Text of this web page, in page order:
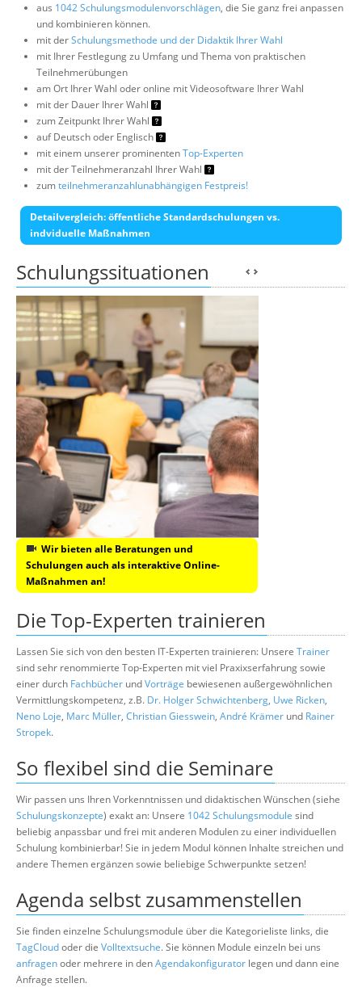
aus 1042 Schulungsmodulenvorschlägen, die Sie ganz frei anpassen
und kombinieren können.
mit derSchulungsmethode und der Didaktik Ihrer Wahl
mit Ihrer Festlegung zu Umfang und Thema von praktischen
Teilnehmerübungen
am Ort Ihrer Wahl oder online mit Videosoftware Ihrer Wahl
mit der Dauer Ihrer Wahl
zum Zeitpunkt Ihrer Wahl
auf Deutsch oder Englisch
mit einem unserer prominentenTop-Experten
mit der Teilnehmeranzahl Ihrer Wahl
zumteilnehmeranzahlunabhängigen Festpreis!
Detailvergleich: öffentliche Standardschulungen vs.
indviduelle Maßnahmen
Schulungssituationen
Wir bieten alle Beratungen und
Schulungen auch als interaktive Online-
Maßnahmen an!
Die Top-Experten trainieren
Lassen Sie sich von den besten IT-Experten trainieren: Unsere Trainer
sind sehr renommierte Top-Experten mit viel Praxixserfahrung sowie
einer durch Fachbücher undVorträge bewiesenen außergewöhnlichen
Vermittlungskompetenz, z.B. Dr. Holger Schwichtenberg, Uwe Ricken,
Neno Loje, Marc Müller, Christian Giesswein, André Krämer und Rainer
Stropek.
So flexibel sind die Seminare
Wir passen uns Ihren Vorkenntnissen und didaktischen Wünschen (siehe
Schulungskonzepte) exakt an: Unsere 1042 Schulungsmodule sind
beliebig anpassbar und frei mit anderen Modulen zu einer individuellen
Schulung kombinierbar! Sie in jedem Modul können Inhalte streichen und
andere Themen ergänzen sowie beliebige Schwerpunkte setzen!
Agenda selbst zusammenstellen
Sie finden einzelne Schulungsmodule über die Kategorieliste links, die
TagCloudoder die Volltextsuche. Sie können Module einzeln bei uns
anfragenoder mehrere in denAgendakonfigurator legen und dann eine
Anfrage stellen.